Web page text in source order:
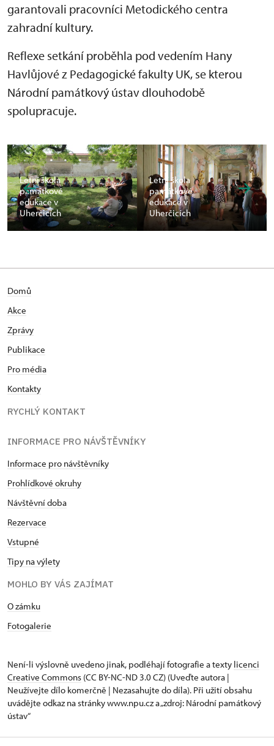
garantovali pracovníci Metodického centra
zahradní kultury.
Reflexe setkání proběhla pod vedením Hany
Havlůjové z Pedagogické fakulty UK, se kterou
Národní památkový ústav dlouhodobě
spolupracuje.
Letní škola
památkové
edukace v
Uherčicích
Letní škola
památkové
edukace v
Uherčicích
Domů
Akce
Zprávy
Publikace
Pro média
Kontakty
RYCHLÝ KONTAKT
INFORMACE PRO NÁVŠTĚVNÍKY
Informace pro návštěvníky
Prohlídkové okruhy
Návštěvní doba
Rezervace
Vstupné
Tipy na výlety
MOHLO BY VÁS ZAJÍMAT
O zámku
Fotogalerie
Není-li výslovně uvedeno jinak, podléhají fotografie a texty licenci
Creative Commons (CC BY-NC-ND 3.0 CZ) (Uveďte autora |
Neužívejte dílo komerčně | Nezasahujte do díla). Při užití obsahu
uvádějte odkaz na stránky www.npu.cz a „zdroj: Národní památkový
ústav“